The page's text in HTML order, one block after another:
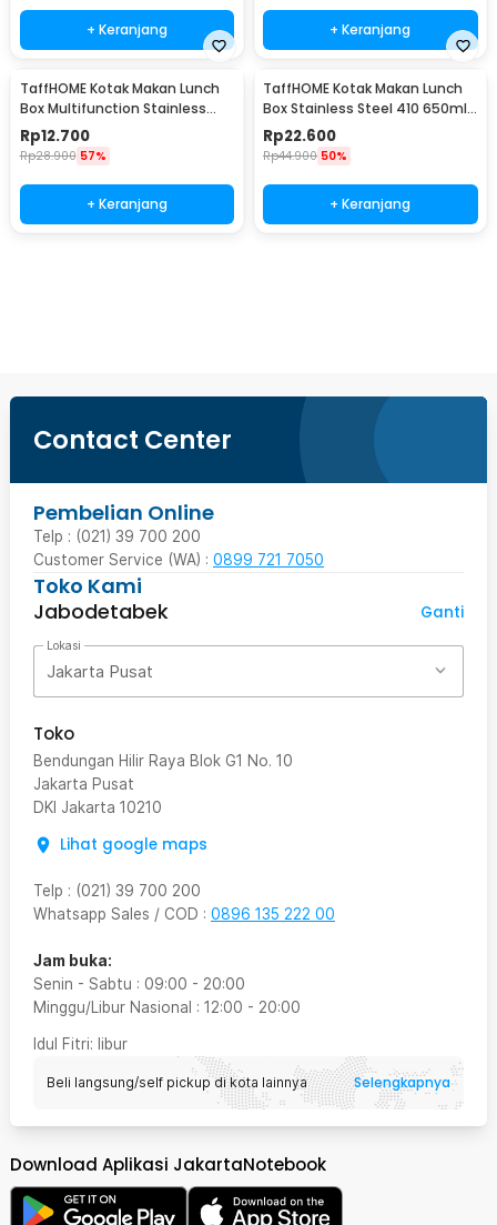
+ Keranjang + Keranjang
TaffHOME Kotak Makan Lunch
Box Multifunction Stainless
Steel 304 550ml - AC-21
Rp12.700
Rp28.900 57%
+ Keranjang
TaffHOME Kotak Makan Lunch
Box Stainless Steel 410 650ml
- HS410
Rp22.600
Rp44.900 50%
+ Keranjang
Contact Center
Pembelian Online
Telp : (021) 39 700 200
Customer Service (WA) : 0899 721 7050
Toko Kami
Jabodetabek
Ganti
Lokasi
Jakarta Pusat
Toko
Bendungan Hilir Raya Blok G1 No. 10
Jakarta Pusat
DKI Jakarta 10210
Lihat google maps
Telp : (021) 39 700 200
Whatsapp Sales / COD : 0896 135 222 00
Jam buka:
Senin - Sabtu : 09:00 - 20:00
Minggu/Libur Nasional : 12:00 - 20:00
Idul Fitri: libur
Beli langsung/self pickup di kota lainnya Selengkapnya
Download Aplikasi JakartaNotebook